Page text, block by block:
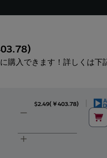
)
購入できます！詳しくは下
$2.49( ￥403.78)